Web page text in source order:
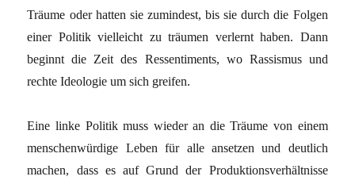
Träume oder hatten sie zumindest, bis sie durch die Folgen
einer Politik vielleicht zu träumen verlernt haben. Dann
beginnt die Zeit des Ressentiments, wo Rassismus und
rechte Ideologie um sich greifen.
Eine linke Politik muss wieder an die Träume von einem
menschenwürdige Leben für alle ansetzen und deutlich
machen, dass es auf Grund der Produktionsverhältnisse